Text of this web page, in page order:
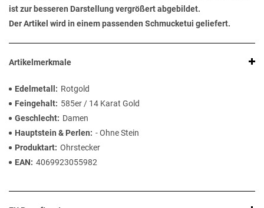
ist zur besseren Darstellung vergrößert abgebildet.
Der Artikel wird in einem passenden Schmucketui geliefert.
Artikelmerkmale
Edelmetall
Rotgold
Feingehalt
585er / 14 Karat Gold
Geschlecht
Damen
Hauptstein & Perlen
- Ohne Stein
Produktart Ohrstecker
EAN
4069923055982